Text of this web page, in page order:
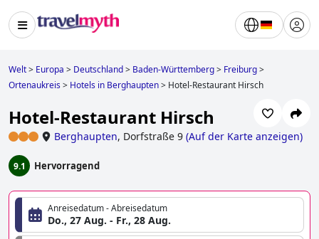
Welt> Europa > Deutschland> Baden-Württemberg> Freiburg>
Ortenaukreis> Hotels in Berghaupten> Hotel-Restaurant Hirsch
Hotel-Restaurant Hirsch
Berghaupten, Dorfstraße 9 (Auf der Karte anzeigen)
9.1 Hervorragend
Anreisedatum - Abreisedatum
Do., 27 Aug. - Fr., 28 Aug.